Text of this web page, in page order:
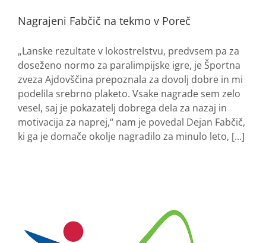
Nagrajeni Fabčič na tekmo v Poreč
„Lanske rezultate v lokostrelstvu, predvsem pa za
doseženo normo za paralimpijske igre, je Športna
zveza Ajdovščina prepoznala za dovolj dobre in mi
podelila srebrno plaketo. Vsake nagrade sem zelo
vesel, saj je pokazatelj dobrega dela za nazaj in
motivacija za naprej,“ nam je povedal Dejan Fabčič,
ki ga je domače okolje nagradilo za minulo leto, [...]